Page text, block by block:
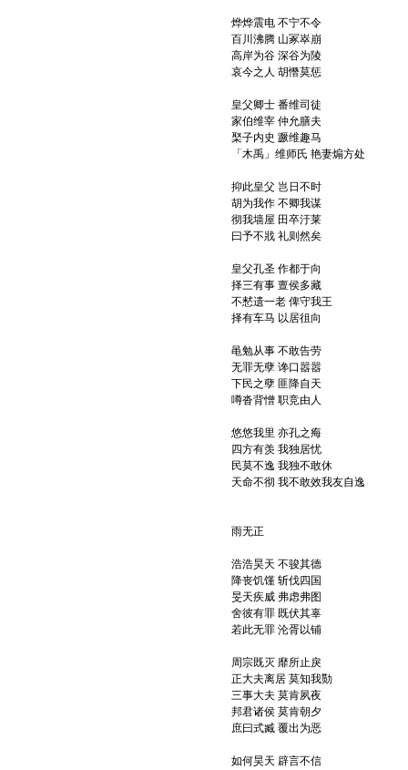
烨烨震电 不宁不令
百川沸腾 山冢崒崩
高岸为谷 深谷为陵
哀今之人 胡憯莫惩
皇父卿士 番维司徒
家伯维宰 仲允膳夫
棸子内史 蹶维趣马
「木禹」维师氏 艳妻煽方处
抑此皇父 岂日不时
胡为我作 不卿我谋
彻我墙屋 田卒汙莱
曰予不戕 礼则然矣
皇父孔圣 作都于向
择三有事 亶侯多藏
不慭遗一老 俾守我王
择有车马 以居徂向
黾勉从事 不敢告劳
无罪无孽 谗口嚣嚣
下民之孽 匪降自天
噂沓背憎 职竞由人
悠悠我里 亦孔之痗
四方有羡 我独居忧
民莫不逸 我独不敢休
天命不彻 我不敢效我友自逸
雨无正
浩浩昊天 不骏其德
降丧饥馑 斩伐四国
旻天疾威 弗虑弗图
舍彼有罪 既伏其辜
若此无罪 沦胥以铺
周宗既灭 靡所止戾
正大夫离居 莫知我勚
三事大夫 莫肯夙夜
邦君诸侯 莫肯朝夕
庶曰式臧 覆出为恶
如何昊天 辟言不信